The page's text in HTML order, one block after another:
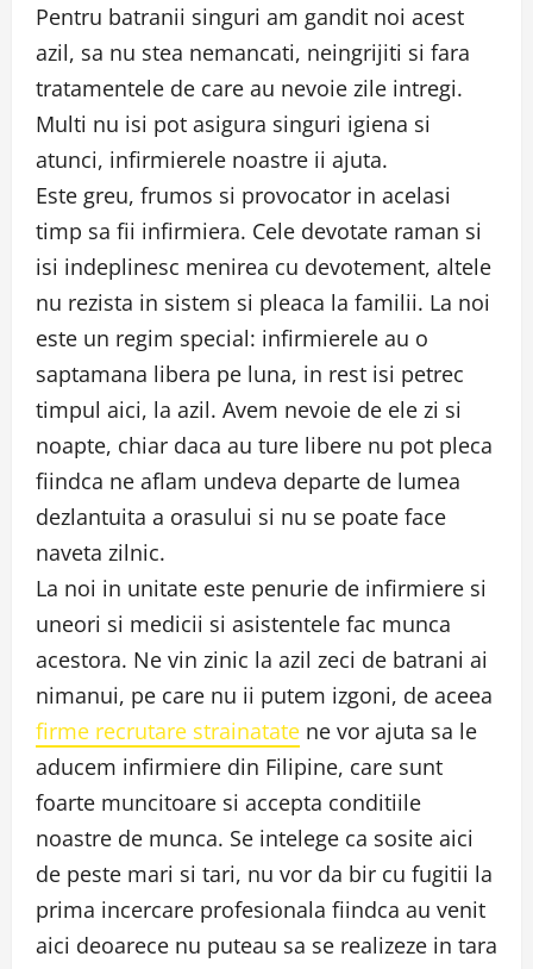
Pentru batranii singuri am gandit noi acest
azil, sa nu stea nemancati, neingrijiti si fara
tratamentele de care au nevoie zile intregi.
Multi nu isi pot asigura singuri igiena si
atunci, infirmierele noastre ii ajuta.
Este greu, frumos si provocator in acelasi
timp sa fii infirmiera. Cele devotate raman si
isi indeplinesc menirea cu devotement, altele
nu rezista in sistem si pleaca la familii. La noi
este un regim special: infirmierele au o
saptamana libera pe luna, in rest isi petrec
timpul aici, la azil. Avem nevoie de ele zi si
noapte, chiar daca au ture libere nu pot pleca
fiindca ne aflam undeva departe de lumea
dezlantuita a orasului si nu se poate face
naveta zilnic.
La noi in unitate este penurie de infirmiere si
uneori si medicii si asistentele fac munca
acestora. Ne vin zinic la azil zeci de batrani ai
nimanui, pe care nu ii putem izgoni, de aceea
firme recrutare strainatate ne vor ajuta sa le
aducem infirmiere din Filipine, care sunt
foarte muncitoare si accepta conditiile
noastre de munca. Se intelege ca sosite aici
de peste mari si tari, nu vor da bir cu fugitii la
prima incercare profesionala fiindca au venit
aici deoarece nu puteau sa se realizeze in tara